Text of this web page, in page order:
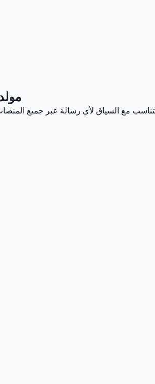
مع السياق لأي رسالة عبر جميع